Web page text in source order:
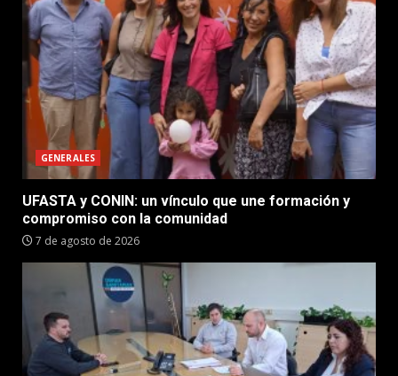
GENERALES
UFASTA y CONIN: un vínculo que une formación y
compromiso con la comunidad
7 de agosto de 2026